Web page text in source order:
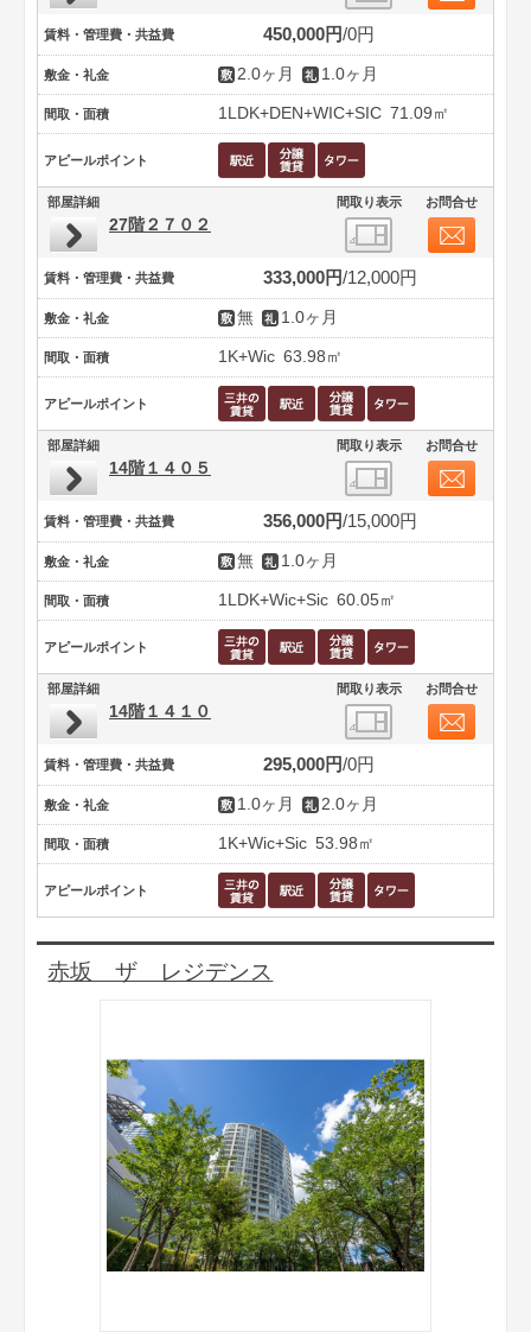
賃料・管理費・共益費 450,000円 0円
敷金・礼金 2.0ヶ月 1.0ヶ月
間取・面積 1LDK+DEN+WIC+SIC 71.09㎡
アピールポイント
部屋詳細 間取り表示 お問合せ
27階２７０２
賃料・管理費・共益費 333,000円 12,000円
敷金・礼金 無 1.0ヶ月
間取・面積 1K+Wic 63.98㎡
アピールポイント
部屋詳細 間取り表示 お問合せ
14階１４０５
賃料・管理費・共益費 356,000円 15,000円
敷金・礼金 無 1.0ヶ月
間取・面積 1LDK+Wic+Sic 60.05㎡
アピールポイント
部屋詳細 間取り表示 お問合せ
14階１４１０
賃料・管理費・共益費 295,000円 0円
敷金・礼金 1.0ヶ月 2.0ヶ月
間取・面積 1K+Wic+Sic 53.98㎡
アピールポイント
赤坂 ザ レジデンス